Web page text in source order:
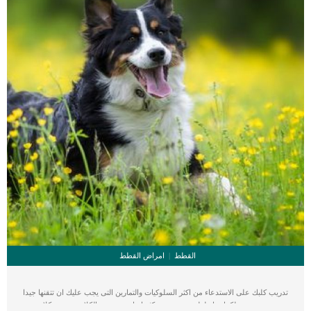
القطط امراض القطط
تدريب كلبك على الاستدعاء من اكثر السلوكيات والتمارين التى يجب عليك ان تتقنها جيدا
معه حتى يتيح لكما حياة لطيفة ومتحررة. كثيرا ما نرى مربى الكلاب يقيدون كلابهم